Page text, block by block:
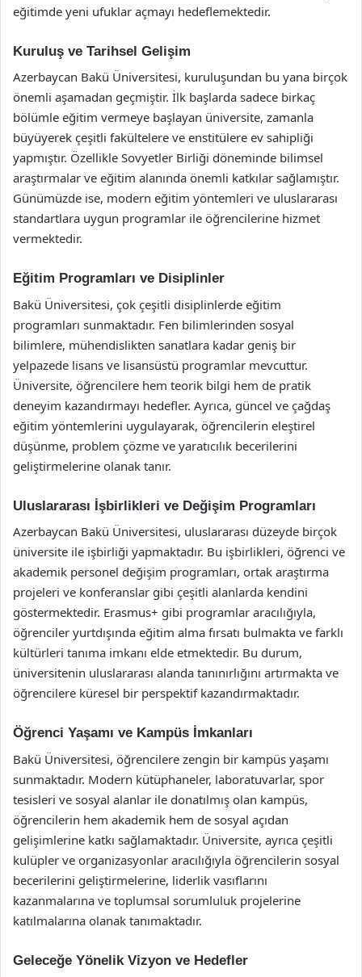
eğitimde yeni ufuklar açmayı hedeflemektedir.
Kuruluş ve Tarihsel Gelişim
Azerbaycan Bakü Üniversitesi, kuruluşundan bu yana birçok
önemli aşamadan geçmiştir. İlk başlarda sadece birkaç
bölümle eğitim vermeye başlayan üniversite, zamanla
büyüyerek çeşitli fakültelere ve enstitülere ev sahipliği
yapmıştır. Özellikle Sovyetler Birliği döneminde bilimsel
araştırmalar ve eğitim alanında önemli katkılar sağlamıştır.
Günümüzde ise, modern eğitim yöntemleri ve uluslararası
standartlara uygun programlar ile öğrencilerine hizmet
vermektedir.
Eğitim Programları ve Disiplinler
Bakü Üniversitesi, çok çeşitli disiplinlerde eğitim
programları sunmaktadır. Fen bilimlerinden sosyal
bilimlere, mühendislikten sanatlara kadar geniş bir
yelpazede lisans ve lisansüstü programlar mevcuttur.
Üniversite, öğrencilere hem teorik bilgi hem de pratik
deneyim kazandırmayı hedefler. Ayrıca, güncel ve çağdaş
eğitim yöntemlerini uygulayarak, öğrencilerin eleştirel
düşünme, problem çözme ve yaratıcılık becerilerini
geliştirmelerine olanak tanır.
Uluslararası İşbirlikleri ve Değişim Programları
Azerbaycan Bakü Üniversitesi, uluslararası düzeyde birçok
üniversite ile işbirliği yapmaktadır. Bu işbirlikleri, öğrenci ve
akademik personel değişim programları, ortak araştırma
projeleri ve konferanslar gibi çeşitli alanlarda kendini
göstermektedir. Erasmus+ gibi programlar aracılığıyla,
öğrenciler yurtdışında eğitim alma fırsatı bulmakta ve farklı
kültürleri tanıma imkanı elde etmektedir. Bu durum,
üniversitenin uluslararası alanda tanınırlığını artırmakta ve
öğrencilere küresel bir perspektif kazandırmaktadır.
Öğrenci Yaşamı ve Kampüs İmkanları
Bakü Üniversitesi, öğrencilere zengin bir kampüs yaşamı
sunmaktadır. Modern kütüphaneler, laboratuvarlar, spor
tesisleri ve sosyal alanlar ile donatılmış olan kampüs,
öğrencilerin hem akademik hem de sosyal açıdan
gelişimlerine katkı sağlamaktadır. Üniversite, ayrıca çeşitli
kulüpler ve organizasyonlar aracılığıyla öğrencilerin sosyal
becerilerini geliştirmelerine, liderlik vasıflarını
kazanmalarına ve toplumsal sorumluluk projelerine
katılmalarına olanak tanımaktadır.
Geleceğe Yönelik Vizyon ve Hedefler